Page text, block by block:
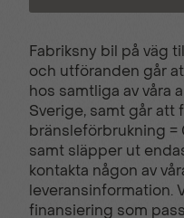
Autobrom
Backkamera
Fabriksny bil på väg
och utföranden går
hos samtliga av våra
Sverige, samt går att
bränsleförbrukning =
samt släpper ut
kontakta någon av
leveransinformation.
finansiering som